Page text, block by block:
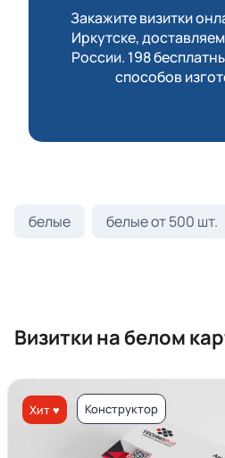
Закажите визитки
Иркутске,
России. 198
способов
белые белые от 500 шт.
Визитки на белом
Хит ♥ Конструктор